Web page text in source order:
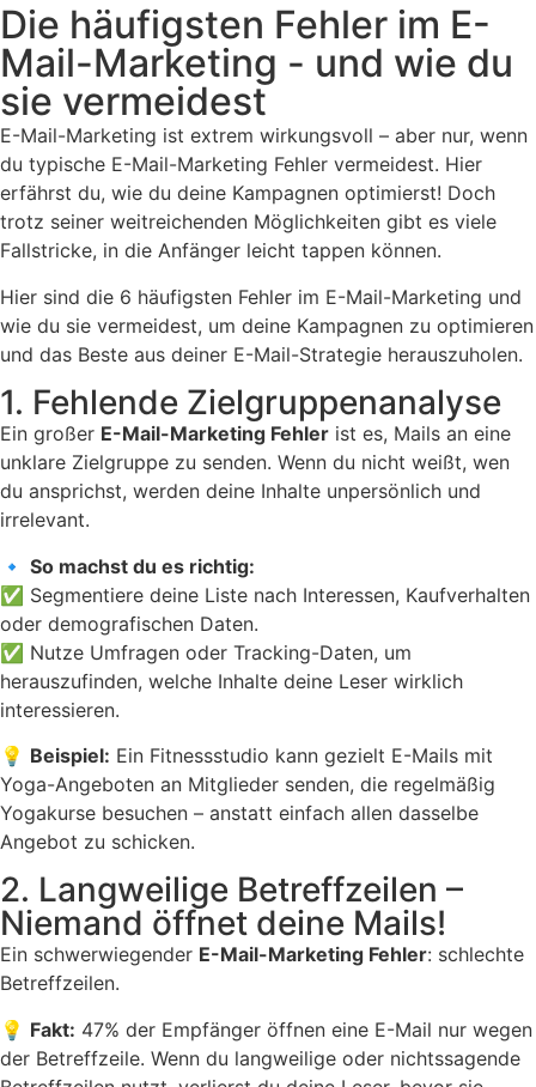
Die häufigsten Fehler im E-
Mail-Marketing - und wie du
sie vermeidest
E-Mail-Marketing ist extrem wirkungsvoll – aber nur, wenn
du typische E-Mail-Marketing Fehler vermeidest. Hier
erfährst du, wie du deine Kampagnen optimierst! Doch
trotz seiner weitreichenden Möglichkeiten gibt es viele
Fallstricke, in die Anfänger leicht tappen können.
Hier sind die 6 häufigsten Fehler im E-Mail-Marketing und
wie du sie vermeidest, um deine Kampagnen zu optimieren
und das Beste aus deiner E-Mail-Strategie herauszuholen.
1. Fehlende Zielgruppenanalyse
Ein großer E-Mail-Marketing Fehler ist es, Mails an eine
unklare Zielgruppe zu senden. Wenn du nicht weißt, wen
du ansprichst, werden deine Inhalte unpersönlich und
irrelevant.
🔹 So machst du es richtig:
✅ Segmentiere deine Liste nach Interessen, Kaufverhalten
oder demografischen Daten.
✅ Nutze Umfragen oder Tracking-Daten, um
herauszufinden, welche Inhalte deine Leser wirklich
interessieren.
💡 Beispiel: Ein Fitnessstudio kann gezielt E-Mails mit
Yoga-Angeboten an Mitglieder senden, die regelmäßig
Yogakurse besuchen – anstatt einfach allen dasselbe
Angebot zu schicken.
2. Langweilige Betreffzeilen –
Niemand öffnet deine Mails!
Ein schwerwiegender E-Mail-Marketing Fehler: schlechte
Betreffzeilen.
💡 Fakt: 47% der Empfänger öffnen eine E-Mail nur wegen
der Betreffzeile. Wenn du langweilige oder nichtssagende